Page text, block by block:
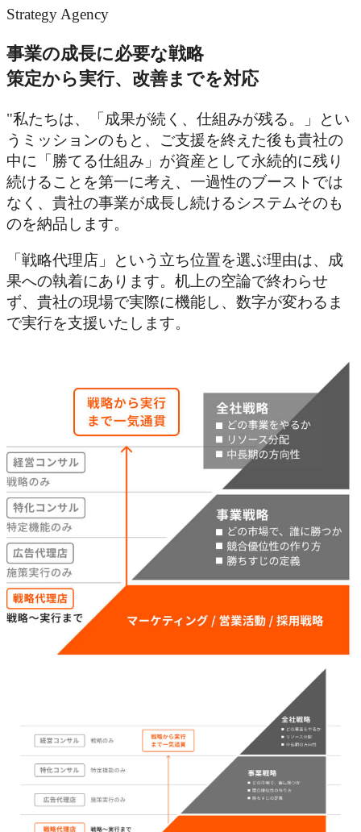
Strategy Agency
事業の成長に必要な戦略
策定から実行、改善までを対応
"私たちは、「成果が続く、仕組みが残る。」とい
うミッションのもと、ご支援を終えた後も貴社の
中に「勝てる仕組み」が資産として永続的に残り
続けることを第一に考え、一過性のブーストでは
なく、貴社の事業が成長し続けるシステムそのも
のを納品します。
「戦略代理店」という立ち位置を選ぶ理由は、成
果への執着にあります。机上の空論で終わらせ
ず、貴社の現場で実際に機能し、数字が変わるま
で実行を支援いたします。